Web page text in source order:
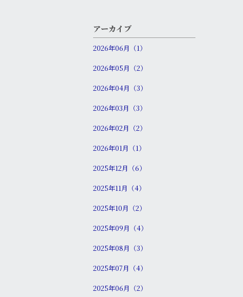
アーカイブ
2026年06月（1）
2026年05月（2）
2026年04月（3）
2026年03月（3）
2026年02月（2）
2026年01月（1）
2025年12月（6）
2025年11月（4）
2025年10月（2）
2025年09月（4）
2025年08月（3）
2025年07月（4）
2025年06月（2）